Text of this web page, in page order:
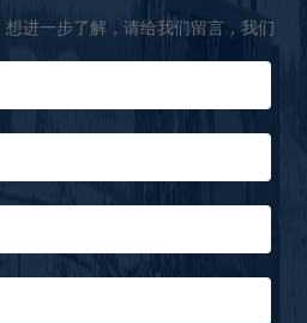
进一步了解，请给我们留言，我们